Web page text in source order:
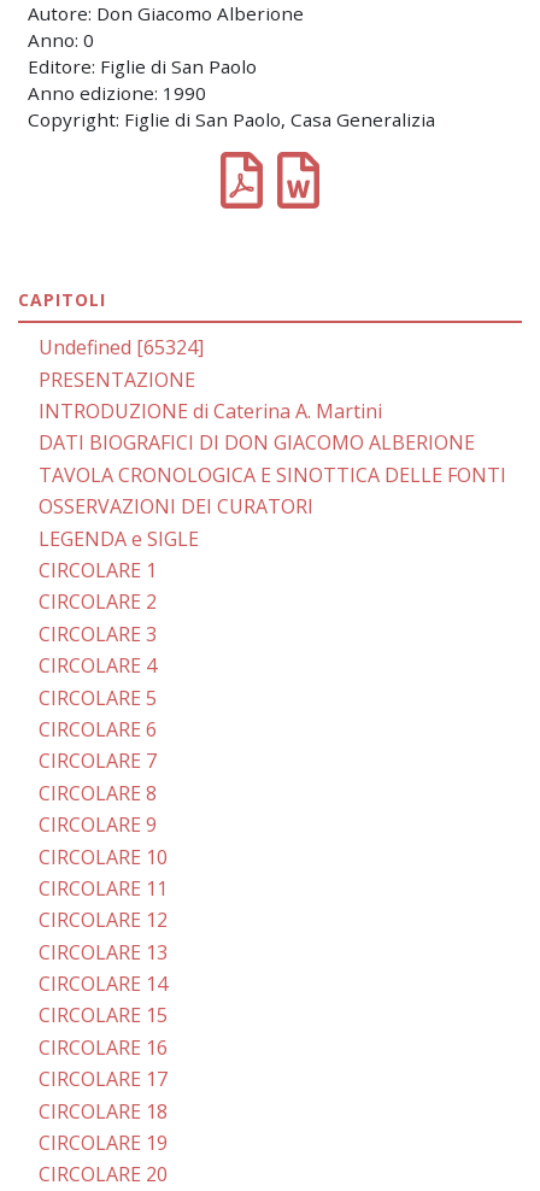
Autore: Don Giacomo Alberione
Anno: 0
Editore: Figlie di San Paolo
Anno edizione: 1990
Copyright: Figlie di San Paolo, Casa Generalizia
CAPITOLI
Undefined [65324]
PRESENTAZIONE
INTRODUZIONE di Caterina A. Martini
DATI BIOGRAFICI DI DON GIACOMO ALBERIONE
TAVOLA CRONOLOGICA E SINOTTICA DELLE FONTI
OSSERVAZIONI DEI CURATORI
LEGENDA e SIGLE
CIRCOLARE 1
CIRCOLARE 2
CIRCOLARE 3
CIRCOLARE 4
CIRCOLARE 5
CIRCOLARE 6
CIRCOLARE 7
CIRCOLARE 8
CIRCOLARE 9
CIRCOLARE 10
CIRCOLARE 11
CIRCOLARE 12
CIRCOLARE 13
CIRCOLARE 14
CIRCOLARE 15
CIRCOLARE 16
CIRCOLARE 17
CIRCOLARE 18
CIRCOLARE 19
CIRCOLARE 20